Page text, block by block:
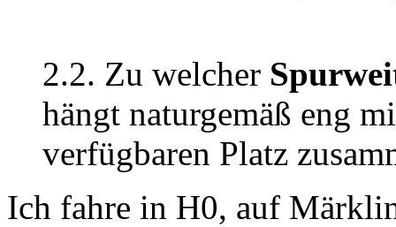
2.2. Zu welcher
hängt naturgemäß eng
verfügbaren Platz
Ich fahre in H0, auf